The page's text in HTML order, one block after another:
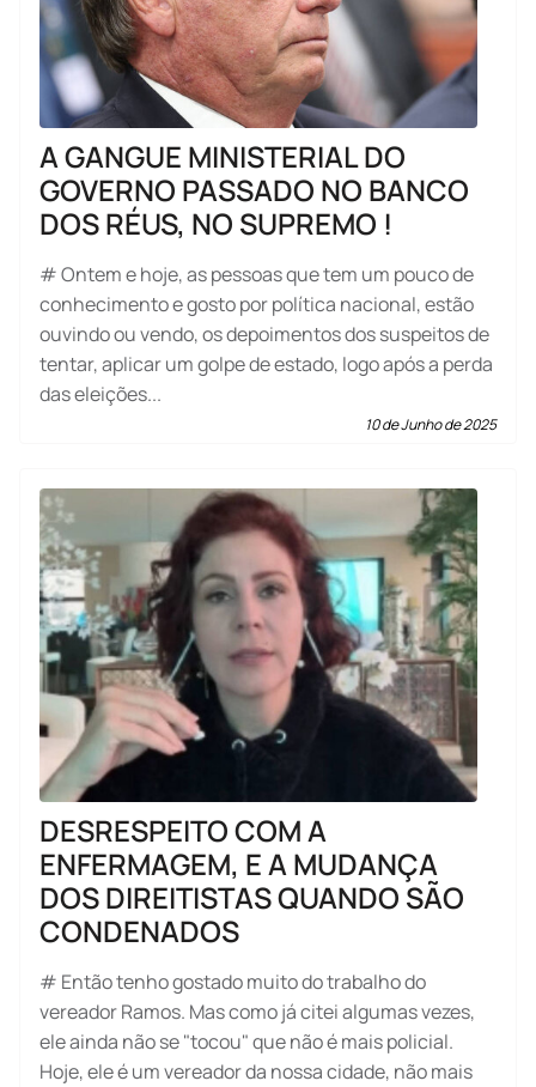
A GANGUE MINISTERIAL DO
GOVERNO PASSADO NO BANCO
DOS RÉUS, NO SUPREMO !
# Ontem e hoje, as pessoas que tem um pouco de
conhecimento e gosto por política nacional, estão
ouvindo ou vendo, os depoimentos dos suspeitos de
tentar, aplicar um golpe de estado, logo após a perda
das eleições...
10 de Junho de 2025
DESRESPEITO COM A
ENFERMAGEM, E A MUDANÇA
DOS DIREITISTAS QUANDO SÃO
CONDENADOS
# Então tenho gostado muito do trabalho do
vereador Ramos. Mas como já citei algumas vezes,
ele ainda não se "tocou" que não é mais policial.
Hoje, ele é um vereador da nossa cidade, não mais